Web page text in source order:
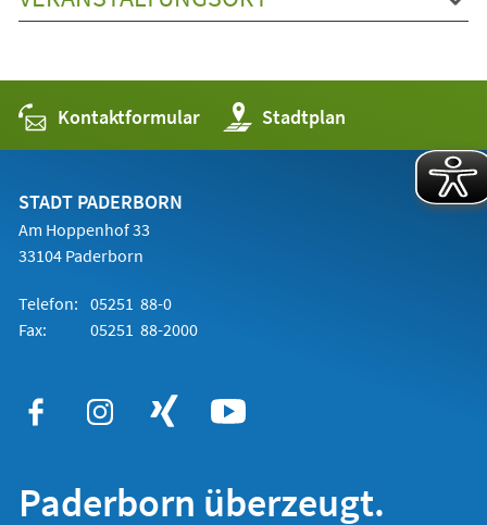
Kontaktformular Stadtplan
(Öffnet
in
einem
STADT PADERBORN
Am Hoppenhof 33
33104 Paderborn
Telefon: 05251 88-0
Fax:
05251 88-2000
Paderborn überzeugt.